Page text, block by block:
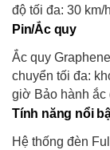
độ tối đa: 30
Pin/Ắc quy
Ắc quy
chuyển tối đa:
giờ Bảo hành ắc
Tính năng nổi
Hệ thống đèn